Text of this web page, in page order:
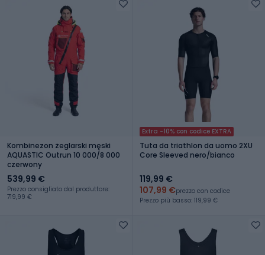
Kombinezon żeglarski męski
AQUASTIC Outrun 10 000/8 000
czerwony
539,99 €
Prezzo consigliato dal produttore:
719,99 €
Extra -10% con codice EXTRA
Tuta da triathlon da uomo 2XU
Core Sleeved nero/bianco
119,99 €
107,99 €prezzo con codice
Prezzo più basso: 119,99 €